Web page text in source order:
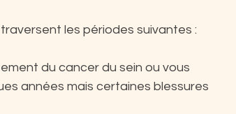
les périodes suivantes :
du cancer du sein ou vous
années mais certaines blessures